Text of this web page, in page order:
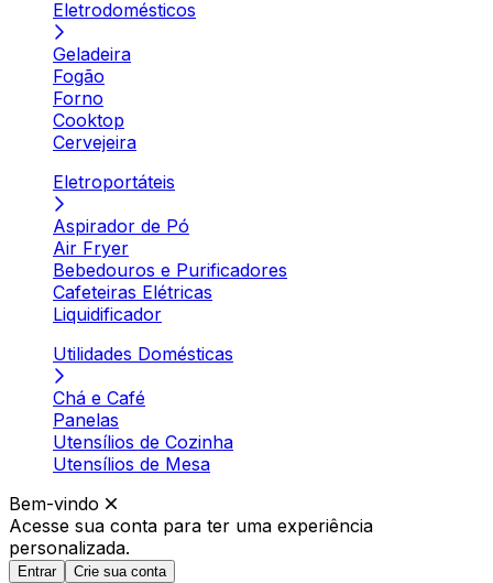
Eletrodomésticos
Geladeira
Fogão
Forno
Cooktop
Cervejeira
Eletroportáteis
Aspirador de Pó
Air Fryer
Bebedouros e Purificadores
Cafeteiras Elétricas
Liquidificador
Utilidades Domésticas
Chá e Café
Panelas
Utensílios de Cozinha
Utensílios de Mesa
Bem-vindo
Acesse sua conta para ter uma experiência
personalizada.
Entrar Crie sua conta